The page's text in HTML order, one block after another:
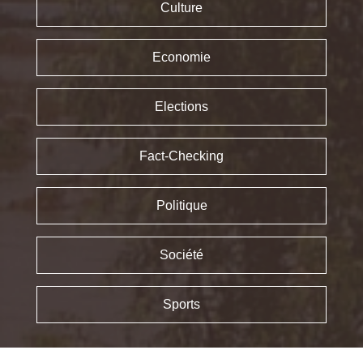
Culture
Economie
Elections
Fact-Checking
Politique
Société
Sports